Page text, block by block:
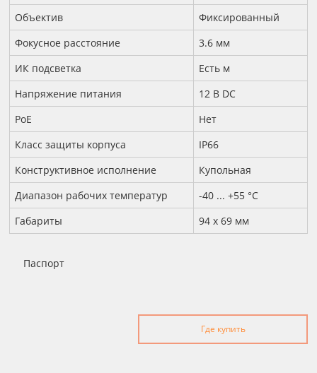
Объектив
Фиксированный
Фокусное расстояние
3.6 мм
ИК подсветка
Есть м
Напряжение питания
12 B DC
PoE
Нет
Класс защиты корпуса
IP66
Конструктивное исполнение
Купольная
Диапазон рабочих температур
-40 ... +55 °С
Габариты
94 x 69 мм
Паспорт
Где купить